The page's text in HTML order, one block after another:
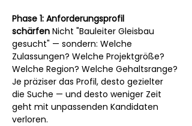
Phase 1: Anforderungsprofil
schärfen Nicht "Bauleiter Gleisbau
gesucht" — sondern: Welche
Zulassungen? Welche Projektgröße?
Welche Region? Welche Gehaltsrange?
Je präziser das Profil, desto gezielter
die Suche — und desto weniger Zeit
geht mit unpassenden Kandidaten
verloren.